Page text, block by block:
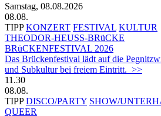
Samstag, 08.08.2026
08.08.
TIPP KONZERT FESTIVAL KULTUR
THEODOR-HEUSS-BRüCKE
BRüCKENFESTIVAL 2026
Das Brückenfestival lädt auf die
und Subkultur bei freiem Eintritt. >>
11.30
08.08.
TIPP DISCO/PARTY SHOW/
QUEER